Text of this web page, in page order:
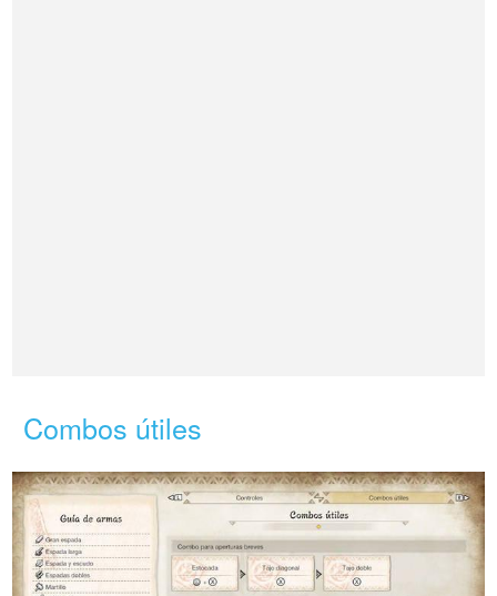
Combos útiles